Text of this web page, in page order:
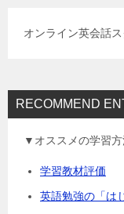
オンライン英会話
RECOMMEND
▼オススメの学習
学習教材評価
英語勉強の「は